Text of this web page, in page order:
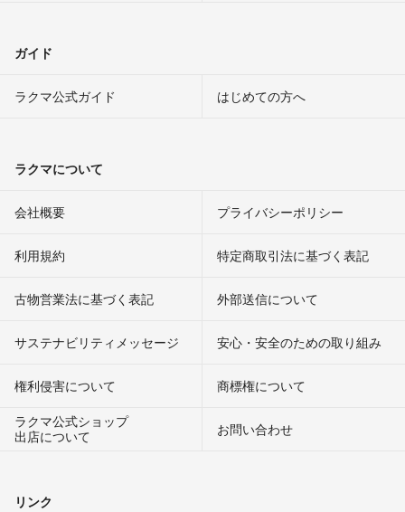
ガイド
ラクマ公式ガイド はじめての方へ
ラクマについて
会社概要 プライバシーポリシー
利用規約 特定商取引法に基づく表記
古物営業法に基づく表記 外部送信について
サステナビリティメッセージ 安心・安全のための取り組み
権利侵害について
商標権について
ラクマ公式ショップ
出店について
お問い合わせ
リンク